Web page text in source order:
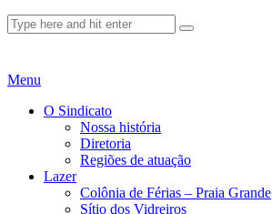
Menu
O Sindicato
Nossa história
Diretoria
Regiões de atuação
Lazer
Colônia de Férias – Praia Grande
Sítio dos Vidreiros